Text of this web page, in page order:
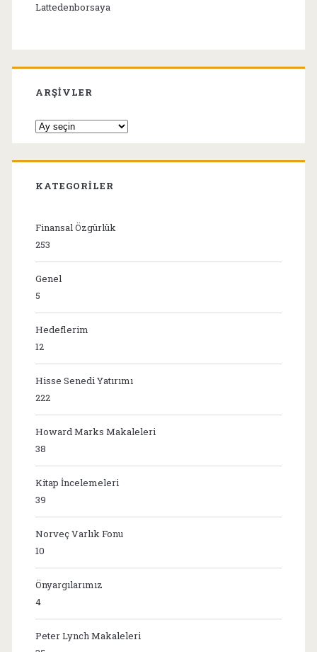
Lattedenborsaya
ARŞIVLER
Arşivler
KATEGORILER
Finansal Özgürlük
253
Genel
5
Hedeflerim
12
Hisse Senedi Yatırımı
222
Howard Marks Makaleleri
38
Kitap İncelemeleri
39
Norveç Varlık Fonu
10
Önyargılarımız
4
Peter Lynch Makaleleri